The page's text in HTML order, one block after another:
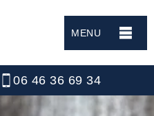
MENU
06 46 36 69 34